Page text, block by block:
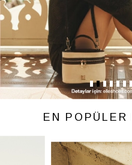
EN POPÜLER